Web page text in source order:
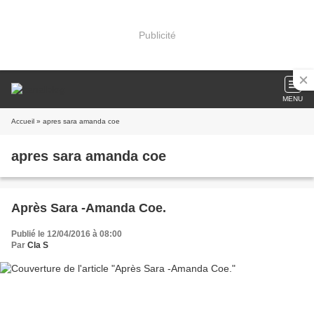
Publicité
MENU
Accueil » apres sara amanda coe
apres sara amanda coe
Après Sara -Amanda Coe.
Publié le 12/04/2016 à 08:00
Par Cla S